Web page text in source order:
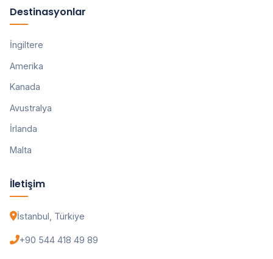
Destinasyonlar
İngiltere
Amerika
Kanada
Avustralya
İrlanda
Malta
İletişim
İstanbul, Türkiye
+90 544 418 49 89